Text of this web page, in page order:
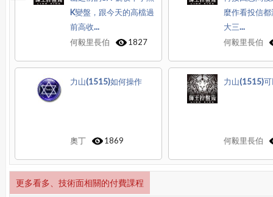
K變盤，跟今天的高檔過
前高收...
何毅里長伯
1827
麼作看投信
大三...
何毅里長伯
力山(1515)如何操作
奧丁 1869
力山(1515)
何毅里長伯
更多看多、技術面相關的付費課程